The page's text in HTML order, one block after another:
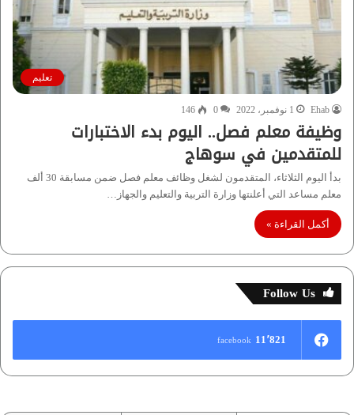
تعليم
Ehab 1 نوفمبر، 2022 0
146
وظيفة معلم فصل.. اليوم بدء الاختبارات
للمتقدمين في سوهاج
بدأ اليوم الثلاثاء، المتقدمون لشغل وظائف معلم فصل ضمن مسابقة 30 ألف
معلم مساعد التي أعلنتها وزارة التربية والتعليم والجهاز…
أكمل القراءة »
Follow Us
11٬821 facebook